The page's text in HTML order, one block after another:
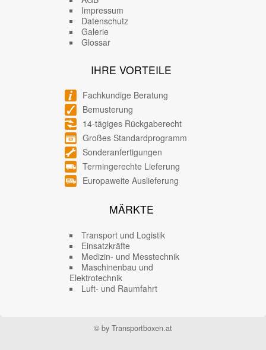
Impressum
Datenschutz
Galerie
Glossar
IHRE VORTEILE
Fachkundige Beratung
Bemusterung
14-tägiges Rückgaberecht
Großes Standardprogramm
Sonderanfertigungen
Termingerechte Lieferung
Europaweite Auslieferung
MÄRKTE
Transport und Logistik
Einsatzkräfte
Medizin- und Messtechnik
Maschinenbau und
Elektrotechnik
Luft- und Raumfahrt
© by Transportboxen.at